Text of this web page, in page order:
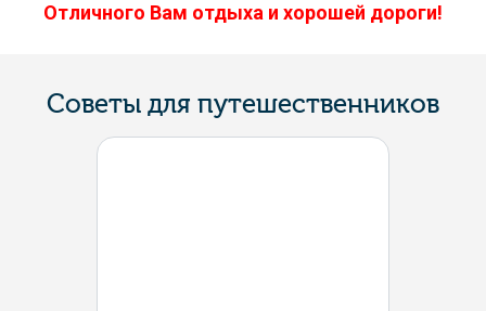
Отличного Вам отдыха и хорошей дороги!
Советы для путешественников